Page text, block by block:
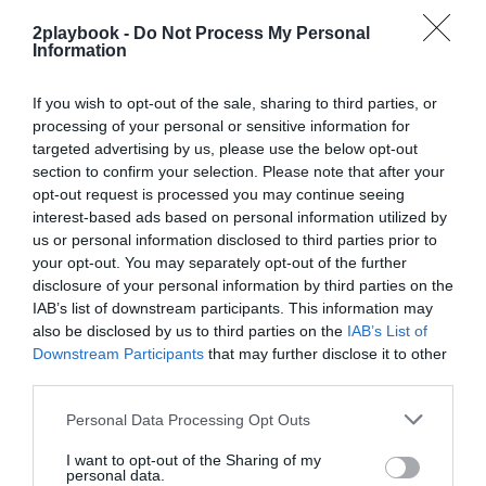
2playbook - Do Not Process My Personal
Information
If you wish to opt-out of the sale, sharing to third parties, or
processing of your personal or sensitive information for
targeted advertising by us, please use the below opt-out
section to confirm your selection. Please note that after your
opt-out request is processed you may continue seeing
interest-based ads based on personal information utilized by
us or personal information disclosed to third parties prior to
your opt-out. You may separately opt-out of the further
disclosure of your personal information by third parties on the
IAB’s list of downstream participants. This information may
also be disclosed by us to third parties on the IAB’s List of
Downstream Participants that may further disclose it to other
Personal Data Processing Opt Outs
I want to opt-out of the Sharing of my
personal data.
American Express, Emirates y JP Morgan, un rango de
patrocinio al que se ha sumado Chase. En un segundo
Wilson, Tiffany & Co o Ticketmaster, entre otros.
Los patrocinadores aprovechan para activar su
marca durante el torneo, pero también durante la US
Open Fan Week. Se trata de un programa de
actividades, algunas gratuitas y otras de pago, que
abarcan desde un concierto de la estrella de la música
country Dierks Bentley, hasta partidos de exhibición
con algunos de los participantes del torneo y otras
leyendas, como Venus Williams. Otra de las iniciativas
es el acuerdo con Marvel para lanzar un cómic
coprotagonizado por Carlos Alcaraz y Naomi Osaka,
entre otros, junto a
Los Vengadores
canal temático deportivo de The Walt Disney Company
alcanzó un acuerdo por once años en 2013, por lo que
encara su último año de un contrato firmado por 770
millones de dólares (693 millones de euros), es decir,